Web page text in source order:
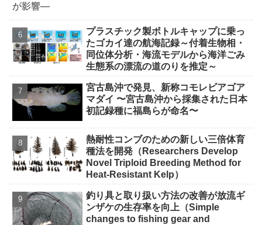
プラスチック製ボトルキャップに乗っ
たゴカイ達の航海記録～付着生物相・
同位体分析・海流モデルから海洋ごみ
生態系の漂流の道のりを推定～
宮古島沖で発⾒、新称コモレビアゴア
マダイ 〜宮古島沖から採集された⽇本
初記録種に福島らが命名〜
熱耐性コンブのための新しい三倍体育
種法を開発（Researchers Develop
Novel Triploid Breeding Method for
Heat-Resistant Kelp）
釣り具と取り扱い方法の改善が放流ギ
ンザケの生存率を向上（Simple
changes to fishing gear and